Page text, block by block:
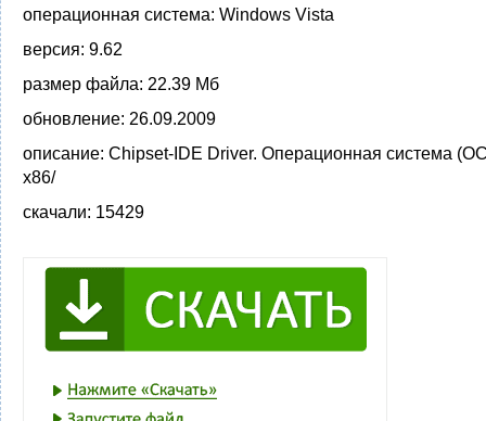
операционная система: Windows Vista
версия: 9.62
размер файла: 22.39 Мб
обновление: 26.09.2009
описание: Chipset-IDE Driver. Операционная система
x86/
скачали: 15429